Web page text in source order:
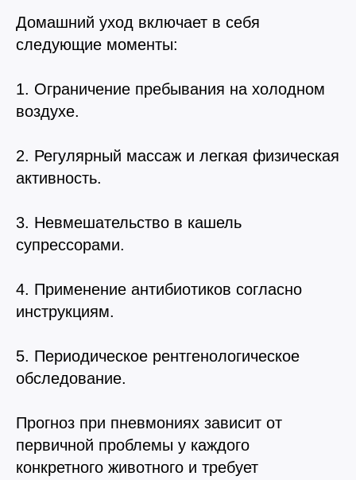
Домашний уход включает в себя
следующие моменты:
1. Ограничение пребывания на холодном
воздухе.
2. Регулярный массаж и легкая физическая
активность.
3. Невмешательство в кашель
супрессорами.
4. Применение антибиотиков согласно
инструкциям.
5. Периодическое рентгенологическое
обследование.
Прогноз при пневмониях зависит от
первичной проблемы у каждого
конкретного животного и требует
© 2015—2026 ООО «Сытая Морда»
+7 (3452) 57-54-36Заказать звонок
Хотите у нас
работать?